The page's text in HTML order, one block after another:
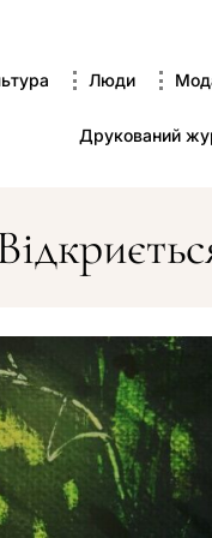
Люди
Друкований